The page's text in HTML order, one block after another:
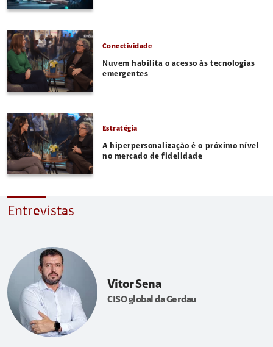
Conectividade
Nuvem habilita o acesso às tecnologias
emergentes
Estratégia
A hiperpersonalização é o próximo nível
no mercado de fidelidade
Entrevistas
Vitor Sena
CISO global da Gerdau